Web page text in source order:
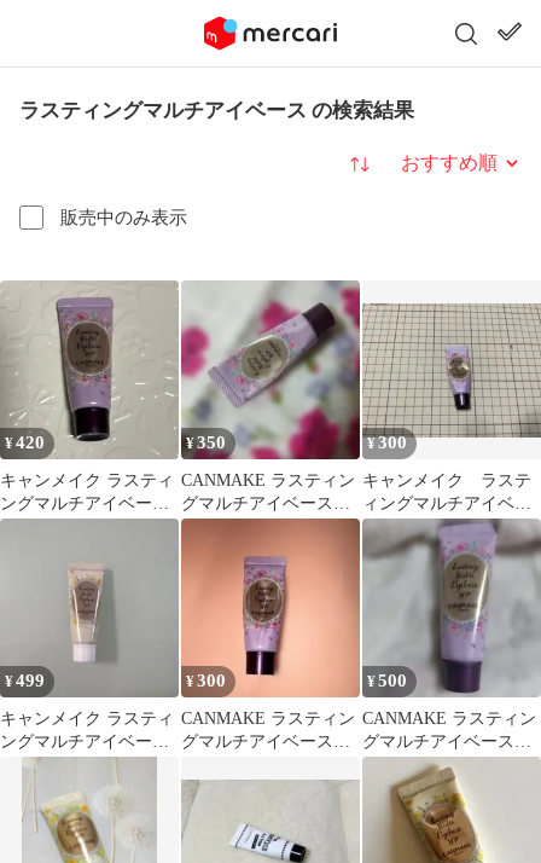
ラスティングマルチアイベース の検索結果
販売中のみ表示
並び替え
¥420
キャンメイク ラスティ
ングマルチアイベース
WP
¥350
CANMAKE ラスティン
グマルチアイベース
WP 01
¥300
キャンメイク ラステ
ィングマルチアイベー
ス wp
¥499
キャンメイク ラスティ
ングマルチアイベース
WP 02
¥300
CANMAKE ラスティン
グマルチアイベース
¥500
CANMAKE ラスティン
グマルチアイベース
WP 01